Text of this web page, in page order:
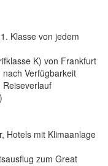
Klasse von jedem
K) von Frankfurt
Verfügbarkeit
Reiseverlauf
Hotels mit Klimaanlage
zum Great